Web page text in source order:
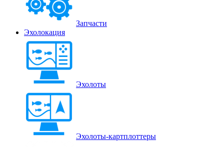
Запчасти
Эхолокация
Эхолоты
Эхолоты-картплоттеры